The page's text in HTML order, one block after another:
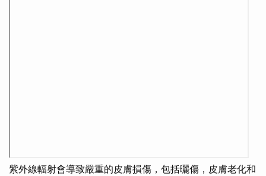
紫外線輻射會導致嚴重的皮膚損傷，包括曬傷，皮膚老化和